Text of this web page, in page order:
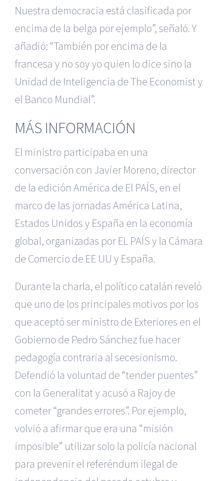
Nuestra democracia está clasificada por
encima de la belga por ejemplo”, señaló. Y
añadió: “También por encima de la
francesa y no soy yo quien lo dice sino la
Unidad de Inteligencia de The Economist y
el Banco Mundial”.
MÁS INFORMACIÓN
El ministro participaba en una
conversación con Javier Moreno, director
de la edición América de El PAÍS, en el
marco de las jornadas América Latina,
Estados Unidos y España en la economía
global, organizadas por EL PAÍS y la Cámara
de Comercio de EE UU y España.
Durante la charla, el político catalán reveló
que uno de los principales motivos por los
que aceptó ser ministro de Exteriores en el
Gobierno de Pedro Sánchez fue hacer
pedagogía contraria al secesionismo.
Defendió la voluntad de “tender puentes”
con la Generalitat y acusó a Rajoy de
cometer “grandes errores”. Por ejemplo,
volvió a afirmar que era una “misión
imposible” utilizar solo la policía nacional
para prevenir el referéndum ilegal de